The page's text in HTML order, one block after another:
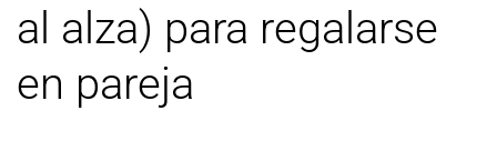
al alza) para regalarse
en pareja